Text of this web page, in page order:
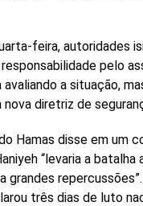
feira, autoridades
pelo
a situação,
diretriz de
Hamas disse em um
“levaria a batalha
grandes
três dias de luto